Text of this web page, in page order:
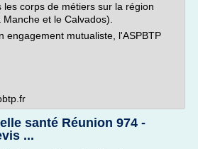
corps de métiers sur la région
et le Calvados).
engagement mutualiste, l'ASPBTP
santé Réunion 974 -
...